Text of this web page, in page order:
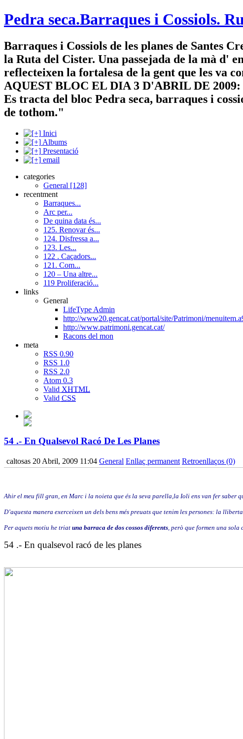
Pedra seca.Barraques i Cossiols.
Barraques i Cossiols de les planes de Santes
la Ruta del Cister. Una passejada de la mà d'
reflecteixen la fortalesa de la gent que les va
AQUEST BLOC EL DIA 3 D'ABRIL DE 2009:
Es tracta del bloc Pedra seca, barraques i
de tothom."
Inici
Albums
Presentació
email
categories
General [128]
recentment
Barraques...
Arc per...
De quina data és...
125. Renovar és...
124. Disfressa a...
123. Les...
122 . Caçadors...
121. Com...
120 – Una altre...
119 Proliferació...
links
General
LifeType Admin
http://www20.gencat.cat/portal/site/Patrimoni/
http://www.patrimoni.gencat.cat/
Racons del mon
meta
RSS 0.90
RSS 1.0
RSS 2.0
Atom 0.3
Valid XHTML
Valid CSS
54 .- En Qualsevol Racó De Les Planes
caltosas 20 Abril, 2009 11:04 General Enllaç permanent Retroenllaços (0)
Ahir el meu fill gran, en Marc i la noieta que és la seva parella,la Ioli ens van fer saber
D’aquesta manera exerceixen un dels bens més preuats que tenim les persones: la
Per aquets motiu he triat una barraca de dos cossos diferents, però que formen una sola
54 .- En qualsevol racó de les planes